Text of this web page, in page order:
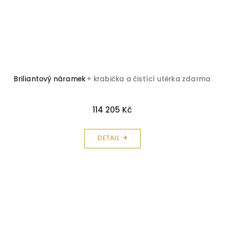
Briliantový náramek + krabička a čistící utěrka zdarma
114 205 Kč
DETAIL